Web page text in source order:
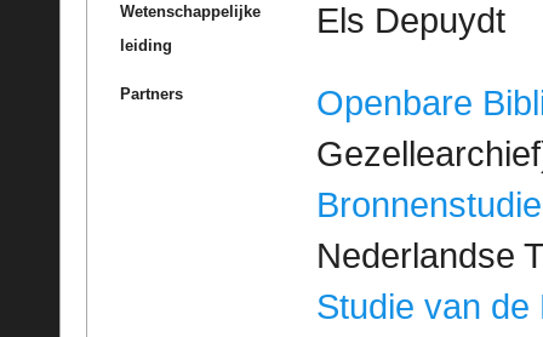
Wetenschappelijke
leiding
Els Depuydt
Partners
Openbare
Bronnenstudie
Nederlandse
Studie van de